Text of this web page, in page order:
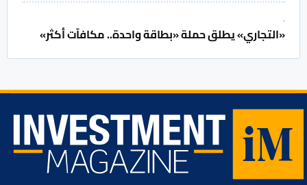
«التجاري» يطلق حملة «بطاقة واحدة.. مكافآت أكثر»